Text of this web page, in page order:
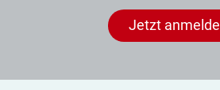
Jetzt